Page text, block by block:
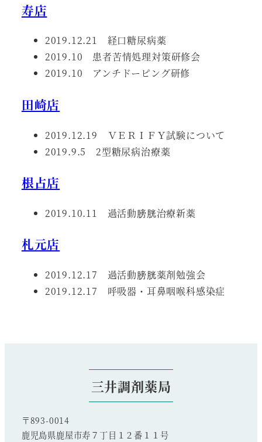
寿店
2019.12.21 経口糖尿病薬
2019.10 患者苦情処理対策研修会
2019.10 アンチドーピング研修
田崎店
2019.12.19 ＶＥＲＩＦＹ試験について
2019.9.5 2型糖尿病治療薬
根占店
2019.10.11 過活動膀胱治療新薬
札元店
2019.12.17 過活動膀胱薬剤勉強会
2019.12.17 呼吸器・耳鼻咽喉科感染症
三井調剤薬局
〒893-0014
鹿児島県鹿屋市寿７丁目１２番１１号